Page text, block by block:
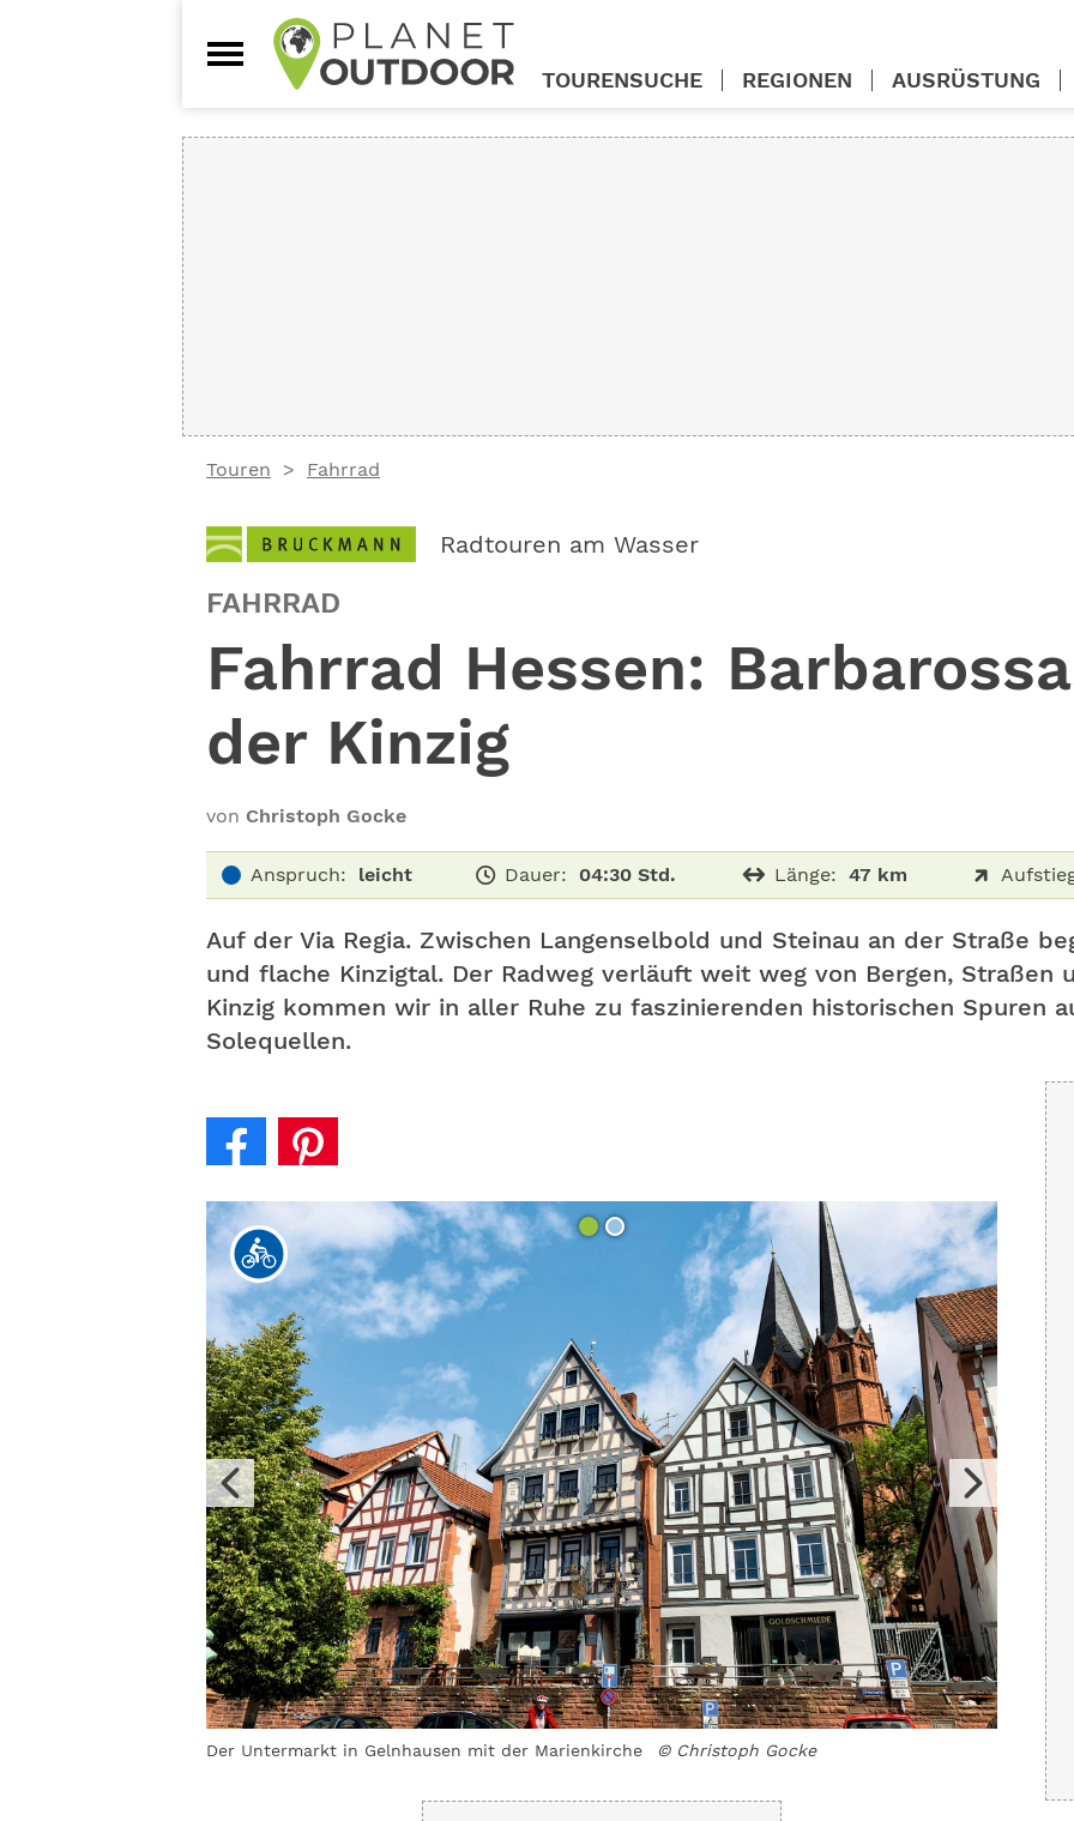
Touren Fahrrad
Radtouren am Wasser
FAHRRAD
Fahrrad Hessen:
der Kinzig
von Christoph Gocke
Anspruch: leicht Dauer: 04:30 Std. Länge: 47 km
Auf der Via Regia. Zwischen Langenselbold und Steinau an der Straße
und flache Kinzigtal. Der Radweg verläuft weit weg von Bergen, Straßen
Kinzig kommen wir in aller Ruhe zu faszinierenden historischen Spuren
Solequellen.
Der Untermarkt in Gelnhausen mit der Marienkirche © Christoph Gocke
TOURENSUCHE REGIONEN AUSRÜSTUNG